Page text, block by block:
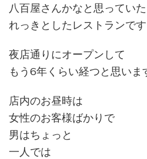
八百屋さんかなと思ってい
れっきとしたレストランです
夜店通りにオープンして
もう6年くらい経つと思いま
店内のお昼時は
女性のお客様ばかりで
男はちょっと
一人では